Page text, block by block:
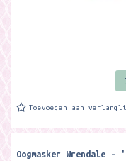
Toevoegen aan
Oogmasker Wrendale -